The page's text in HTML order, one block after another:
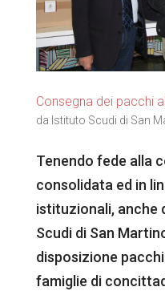
Consegna dei pacchi
da Istituto Scudi di San
Tenendo fede alla
consolidata ed in
istituzionali, anche
Scudi di San
disposizione
famiglie di